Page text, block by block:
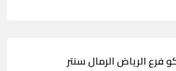
الرياض الرمال سنتر